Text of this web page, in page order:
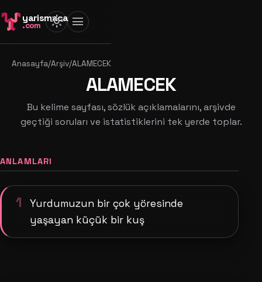
yarismaca
.com light_mode menu
Anasayfa/Arşiv/ALAMECEK
ALAMECEK
Bu kelime sayfası, sözlük açıklamalarını, arşivde
geçtiği soruları ve istatistiklerini tek yerde toplar.
ANLAMLARI
1
Yurdumuzun bir çok yöresinde
yaşayan küçük bir kuş